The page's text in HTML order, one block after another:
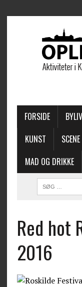
FORSIDE BYLIV
KUNST
SCENE
MAD OG DRIKKE
Red hot
2016